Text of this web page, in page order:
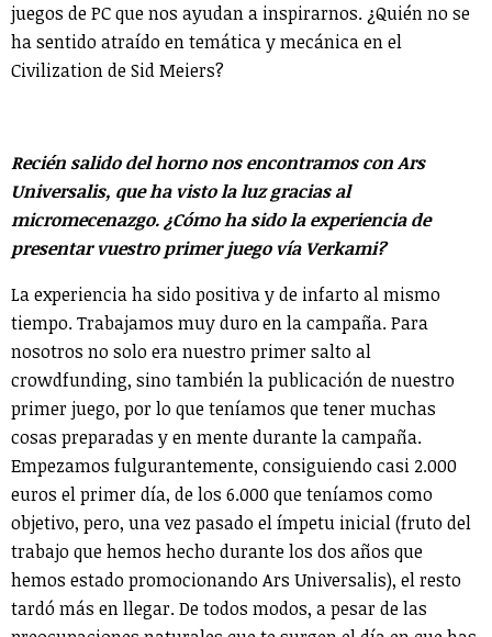
juegos de PC que nos ayudan a inspirarnos. ¿Quién no se
ha sentido atraído en temática y mecánica en el
Civilization de Sid Meiers?
Recién salido del horno nos encontramos con Ars
Universalis, que ha visto la luz gracias al
micromecenazgo. ¿Cómo ha sido la experiencia de
presentar vuestro primer juego vía Verkami?
La experiencia ha sido positiva y de infarto al mismo
tiempo. Trabajamos muy duro en la campaña. Para
nosotros no solo era nuestro primer salto al
crowdfunding, sino también la publicación de nuestro
primer juego, por lo que teníamos que tener muchas
cosas preparadas y en mente durante la campaña.
Empezamos fulgurantemente, consiguiendo casi 2.000
euros el primer día, de los 6.000 que teníamos como
objetivo, pero, una vez pasado el ímpetu inicial (fruto del
trabajo que hemos hecho durante los dos años que
hemos estado promocionando Ars Universalis), el resto
tardó más en llegar. De todos modos, a pesar de las